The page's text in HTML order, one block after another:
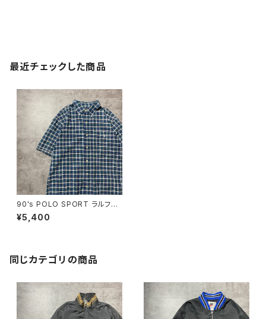
最近チェックした商品
90's POLO SPORT ラルフロ
ーレン ポロスポーツ 刺繍ロ
ゴ 胸ポケット チェック総柄
¥5,400
同じカテゴリの商品